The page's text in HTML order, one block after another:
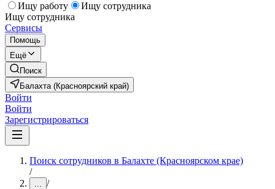
Ищу работу
Ищу сотрудника
Ищу сотрудника
Сервисы
Помощь
Ещё
Поиск
Балахта (Красноярский край)
Войти
Войти
Зарегистрироваться
Поиск сотрудников в Балахте (Красноярском крае)
/
... /